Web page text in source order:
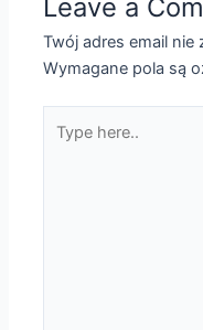
Leave a
Twój adres email
Wymagane pola są
here..